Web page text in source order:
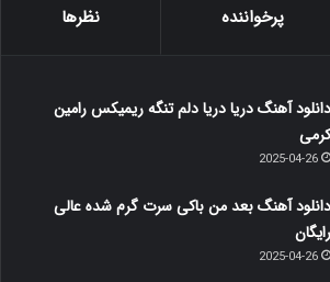
پرخواننده نظرها
دانلود آهنگ دریا دریا دلم تنگه ریمیکس رامین
کرمی
2025-04-26
دانلود آهنگ بعد من باکی سرت گرم شده عالی
رایگان
2025-04-26